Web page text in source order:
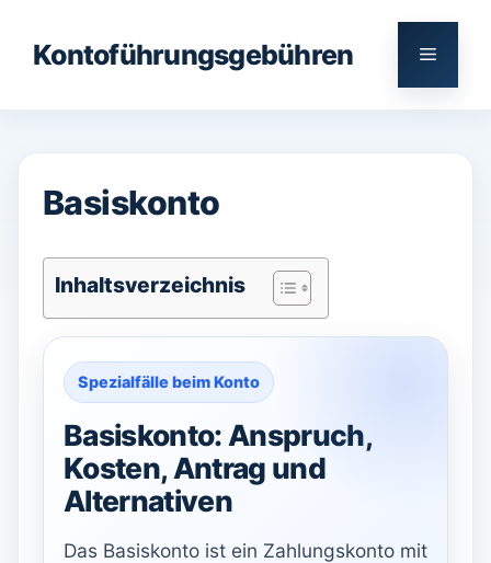
Inhalt
springen
Kontoführungsgebühren Menü
Basiskonto
Inhaltsverzeichnis
Spezialfälle beim Konto
Basiskonto: Anspruch,
Kosten, Antrag und
Alternativen
Das Basiskonto ist ein Zahlungskonto mit